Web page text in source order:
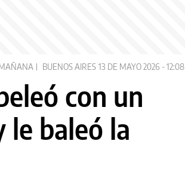
BUENOS AIRES 13 DE MAYO 2026 - 12:08
con un
le baleó la